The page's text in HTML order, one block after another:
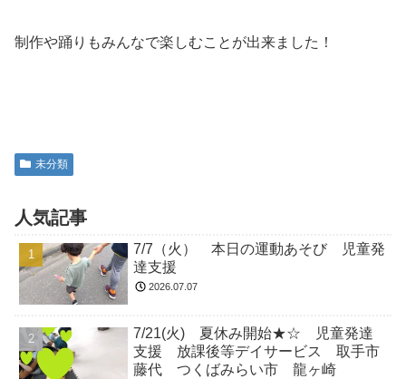
制作や踊りもみんなで楽しむことが出来ました！
未分類
人気記事
7/7（火） 本日の運動あそび 児童発
達支援
2026.07.07
7/21(火) 夏休み開始★☆ 児童発達
支援 放課後等デイサービス 取手市
藤代 つくばみらい市 龍ヶ崎